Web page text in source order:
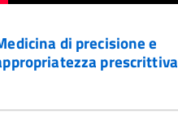
di precisione e
prescrittiva